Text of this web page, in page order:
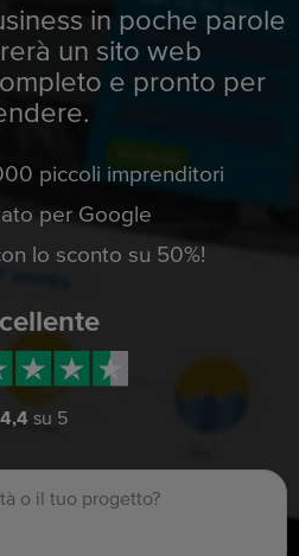
in poche parole
un sito web
e pronto per
piccoli imprenditori
per Google
lo sconto su 50%!
4,4 su 5